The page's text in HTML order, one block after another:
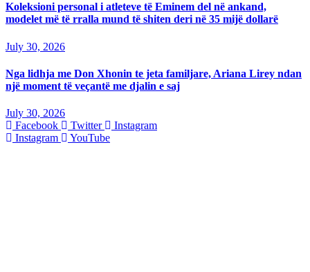
Koleksioni personal i atleteve të Eminem del në ankand,
modelet më të rralla mund të shiten deri në 35 mijë dollarë
July 30, 2026
Nga lidhja me Don Xhonin te jeta familjare, Ariana Lirey ndan
një moment të veçantë me djalin e saj
July 30, 2026
Facebook
Twitter
Instagram
Instagram
YouTube